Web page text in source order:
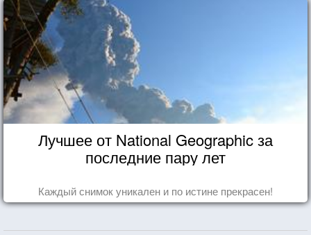
Лучшее от National Geographic за
последние пару лет
Каждый снимок уникален и по истине прекрасен!